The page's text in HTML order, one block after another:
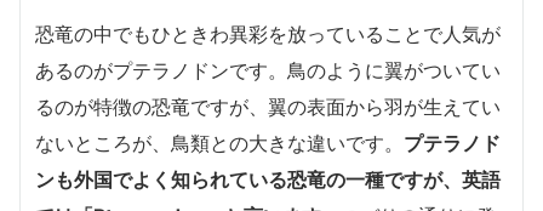
恐竜の中でもひときわ異彩を放っていることで人気が
あるのがプテラノドンです。鳥のように翼がついてい
るのが特徴の恐竜ですが、翼の表面から羽が生えてい
ないところが、鳥類との大きな違いです。 プテラノド
ンも外国でよく知られている恐竜の一種ですが、英語